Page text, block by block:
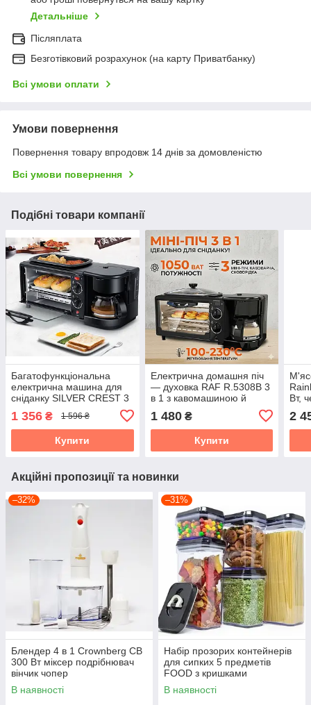
Детальніше
Післяплата
Безготівковий розрахунок (на карту Приватбанку)
Всі умови оплати
Умови повернення
Повернення товару впродовж 14 днів за домовленістю
Всі умови повернення
Подібні товари компанії
Багатофункціональна
електрична машина для
сніданку SILVER CREST 3
1 356 ₴ 1 596 ₴
Купити
Електрична домашня піч
— духовка RAF R.5308B 3
в 1 з кавомашиною й
1 480₴
Купити
Вт,
2
Акційні пропозиції та новинки
–32%
Блендер 4 в 1 Crownberg CB
300 Вт міксер подрібнювач
вінчик чопер
В наявності
–31%
Набір прозорих контейнерів
для сипких 5 предметів
FOOD з кришками
В наявності